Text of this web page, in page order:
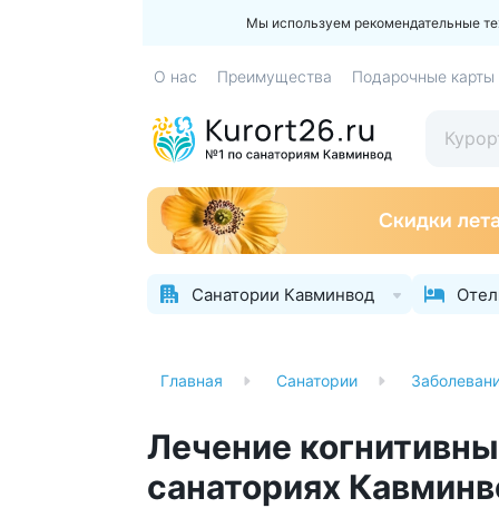
Мы используем рекомендательные
О нас Преимущества Подарочные карты
Санатории Кавминвод
Главная Санатории
Лечение
санаториях